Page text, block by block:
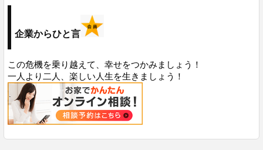
企業からひと言
この危機を乗り越えて、幸せをつかみましょう！
一人より二人、楽しい人生を生きましょう！